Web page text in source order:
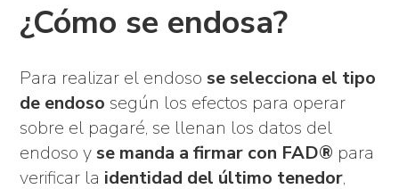
¿Cómo se endosa?
Para realizar el endoso se selecciona el tipo
de endoso según los efectos para operar
sobre el pagaré, se llenan los datos del
endoso y se manda a firmar con FAD® para
verificar la identidad del último tenedor,